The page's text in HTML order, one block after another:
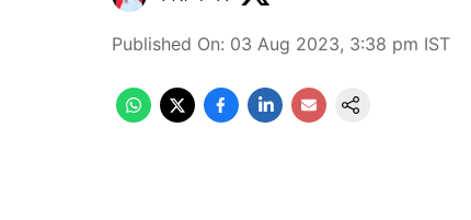
Published On: 03 Aug 2023, 3:38 pm IST